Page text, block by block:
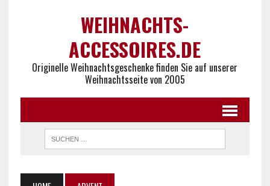
WEIHNACHTS-
ACCESSOIRES.DE
Originelle Weihnachtsgeschenke finden Sie auf unserer
Weihnachtsseite von 2005